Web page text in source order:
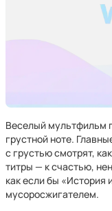
Веселый мультфильм
грустной ноте.
с грустью смотрят,
титры — к счастью,
как если бы «История
мусоросжигателем.